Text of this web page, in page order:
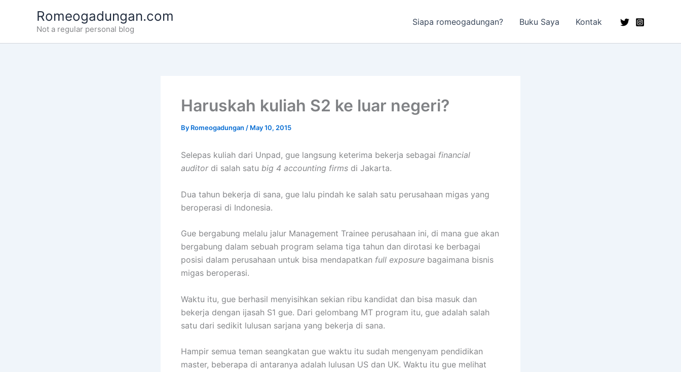
Romeogadungan.com
Not a regular personal blog
Siapa romeogadungan? Buku Saya Kontak
Haruskah kuliah S2 ke luar negeri?
By Romeogadungan / May 10, 2015
Selepas kuliah dari Unpad, gue langsung keterima bekerja sebagai financial
auditordi salah satu big 4 accounting firms di Jakarta.
Dua tahun bekerja di sana, gue lalu pindah ke salah satu perusahaan migas yang
beroperasi di Indonesia.
Gue bergabung melalu jalur Management Trainee perusahaan ini, di mana gue akan
bergabung dalam sebuah program selama tiga tahun dan dirotasi ke berbagai
posisi dalam perusahaan untuk bisa mendapatkan full exposure bagaimana bisnis
migas beroperasi.
Waktu itu, gue berhasil menyisihkan sekian ribu kandidat dan bisa masuk dan
bekerja dengan ijasah S1 gue. Dari gelombang MT program itu, gue adalah salah
satu dari sedikit lulusan sarjana yang bekerja di sana.
Hampir semua teman seangkatan gue waktu itu sudah mengenyam pendidikan
master, beberapa di antaranya adalah lulusan US dan UK. Waktu itu gue melihat